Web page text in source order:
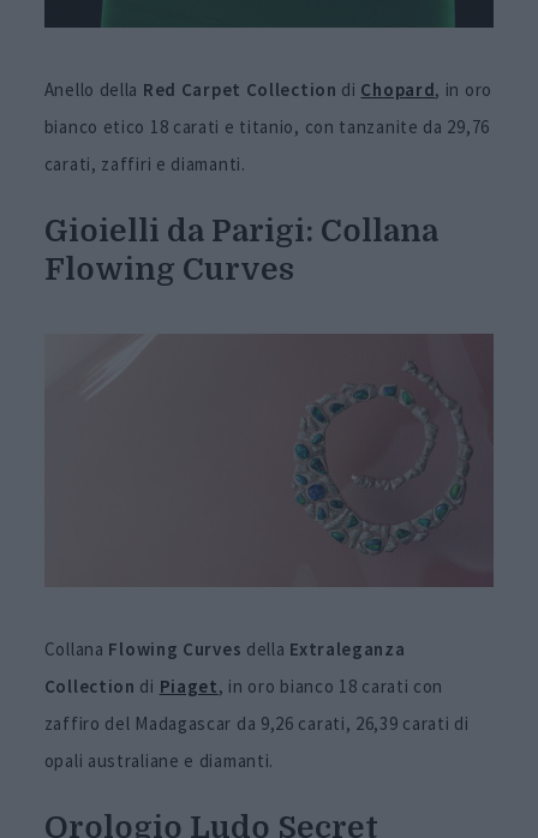
Anello della Red Carpet Collection di Chopard, in oro
bianco etico 18 carati e titanio, con tanzanite da 29,76
carati, zaffiri e diamanti.
Gioielli da Parigi: Collana
Flowing Curves
Collana Flowing Curves della Extraleganza
Collection di Piaget, in oro bianco 18 carati con
zaffiro del Madagascar da 9,26 carati, 26,39 carati di
opali australiane e diamanti.
Orologio Ludo Secret